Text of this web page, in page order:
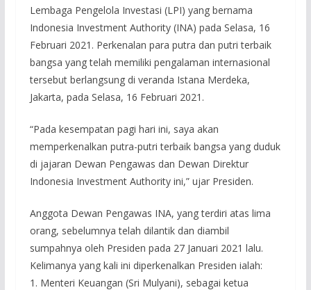
Lembaga Pengelola Investasi (LPI) yang bernama
Indonesia Investment Authority (INA) pada Selasa, 16
Februari 2021. Perkenalan para putra dan putri terbaik
bangsa yang telah memiliki pengalaman internasional
tersebut berlangsung di veranda Istana Merdeka,
Jakarta, pada Selasa, 16 Februari 2021.
“Pada kesempatan pagi hari ini, saya akan
memperkenalkan putra-putri terbaik bangsa yang duduk
di jajaran Dewan Pengawas dan Dewan Direktur
Indonesia Investment Authority ini,” ujar Presiden.
Anggota Dewan Pengawas INA, yang terdiri atas lima
orang, sebelumnya telah dilantik dan diambil
sumpahnya oleh Presiden pada 27 Januari 2021 lalu.
Kelimanya yang kali ini diperkenalkan Presiden ialah:
1. Menteri Keuangan (Sri Mulyani), sebagai ketua